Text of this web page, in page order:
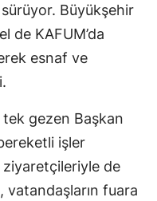
Büyükşehir
de KAFUM’da
esnaf ve
tek gezen Başkan
işler
de
vatandaşların fuara